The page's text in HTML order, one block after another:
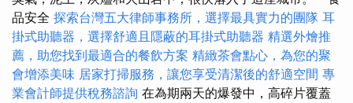
品安全 探索台灣五大律師事務所，選擇最具實力的團隊 耳
掛式助聽器，選擇舒適且隱蔽的耳掛式助聽器 精選外燴推
薦，助您找到最適合的餐飲方案 精緻茶會點心，為您的聚
會增添美味 居家打掃服務，讓您享受清潔後的舒適空間 專
業會計師提供稅務諮詢 在為期兩天的爆發中，高碎片覆蓋